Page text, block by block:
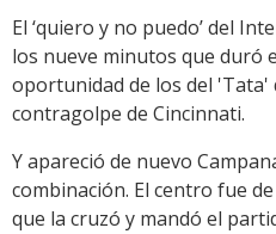
El ‘quiero y no puedo’ del
los nueve minutos que duró
oportunidad de los del 'Tata'
contragolpe de Cincinnati.
Y apareció de nuevo
combinación. El centro fue
que la cruzó y mandó el